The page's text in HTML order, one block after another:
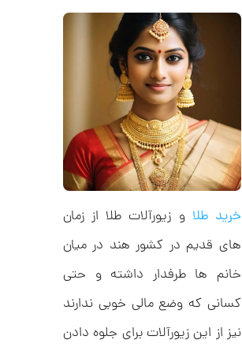
خرید طلا و زیورآلات طلا از زمان
های قدیم در کشور هند در میان
خانم ها طرفدار داشته و حتی
کسانی که وضع مالی خوبی ندارند
نیز از این زیورآلات برای جلوه دادن